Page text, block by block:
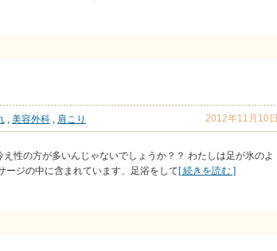
, 美容外科 , 肩こり 2012年11月10日
性の方が多いんじゃないでしょうか？？ わたしは足が氷のよ
ージの中に含まれています、足浴をして[ 続きを読む ]